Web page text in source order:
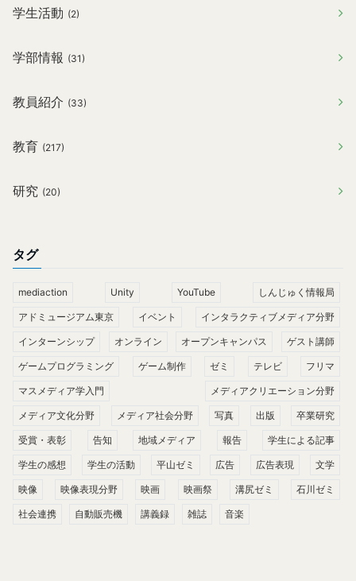
学生活動 (2)
学部情報 (31)
教員紹介 (33)
教育 (217)
研究 (20)
タグ
mediaction Unity YouTube しんじゅく情報局
アドミュージアム東京 イベント インタラクティブメディア分野
インターンシップ オンライン オープンキャンパス ゲスト講師
ゲームプログラミング ゲーム制作 ゼミ テレビ フリマ
マスメディア学入門 メディアクリエーション分野
メディア文化分野 メディア社会分野 写真 出版 卒業研究
受賞・表彰 告知 地域メディア 報告 学生による記事
学生の感想 学生の活動 平山ゼミ 広告 広告表現 文学
映像 映像表現分野 映画 映画祭 溝尻ゼミ 石川ゼミ
社会連携 自動販売機 講義録 雑誌 音楽